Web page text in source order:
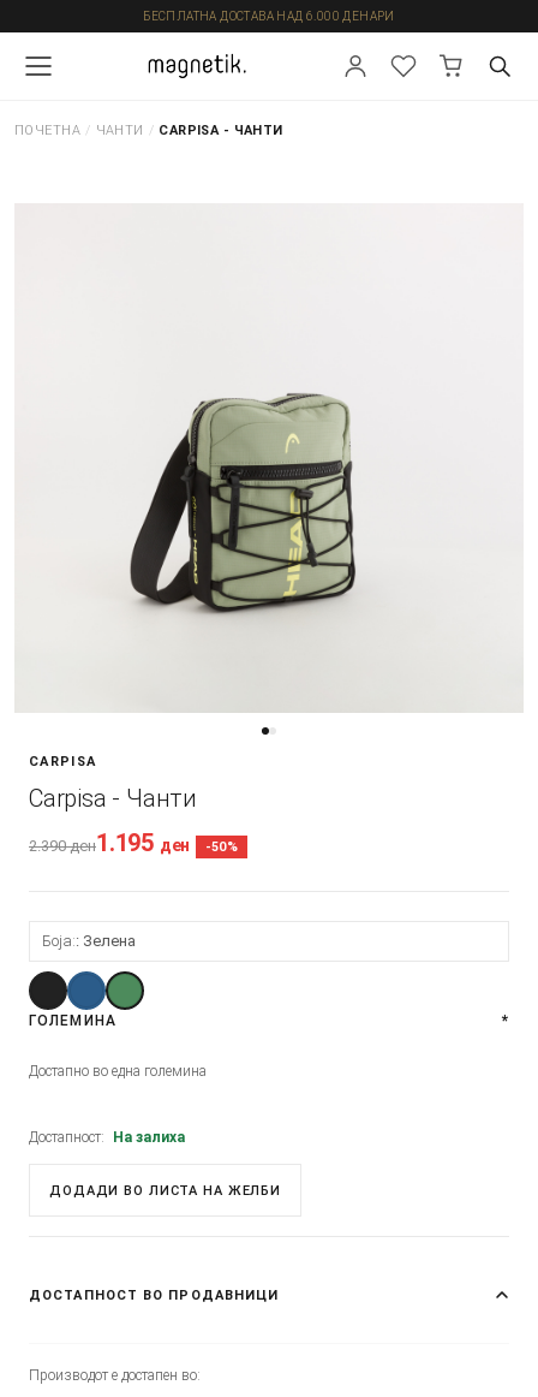
БЕСПЛАТНА ДОСТАВА НАД 6.000 ДЕНАРИ
ПОЧЕТНА / ЧАНТИ / CARPISA - ЧАНТИ
CARPISA
Carpisa - Чанти
2.390ден1.195 ден -50%
Боја: Зелена
ГОЛЕМИНА *
Достапно во една големина
Достапност: На залиха
ДОДАДИ ВО ЛИСТА НА ЖЕЛБИ
ДОСТАПНОСТ ВО ПРОДАВНИЦИ
Производот е достапен во: